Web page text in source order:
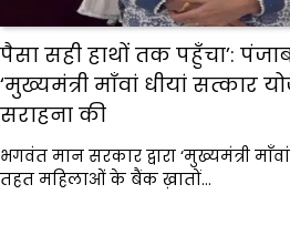
पैसा सही हाथों तक पहुँचा’:
‘मुख्यमंत्री माँवां धीयां सत्कार
सराहना की
भगवंत मान सरकार द्वारा ‘मुख्यमंत्री
तहत महिलाओं के बैंक ख़ातों…